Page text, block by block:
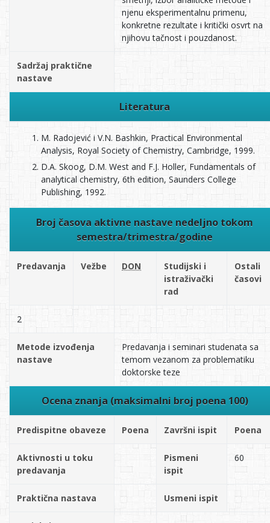
njenu eksperimentalnu primenu,
konkretne rezultate i kritički osvrt na
njihovu tačnost i pouzdanost.
Sadržaj praktične
nastave
Literatura
M. Radojević i V.N. Bashkin, Practical Environmental
Analysis, Royal Society of Chemistry, Cambridge, 1999.
D.A. Skoog, D.M. West and F.J. Holler, Fundamentals of
analytical chemistry, 6th edition, Saunders College
Publishing, 1992.
Broj časova aktivne nastave nedeljno tokom
semestra/trimestra/godine
Predavanja Vežbe DON
Studijski i
istraživački
rad
Ostali
časovi
2
Metode izvođenja
nastave
Predavanja i seminari studenata sa
temom vezanom za problematiku
doktorske teze
Ocena znanja (maksimalni broj poena 100)
Predispitne obaveze Poena Završni ispit Poena
Aktivnosti u toku
predavanja
Pismeni
ispit
60
Praktična nastava Usmeni ispit